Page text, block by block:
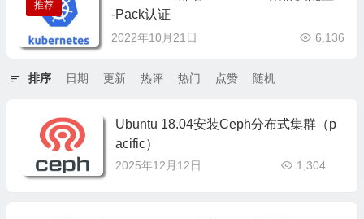
推荐
-Pack认证
2022年10月21日 6,136
排序 日期 更新 热评 热门 点赞 随机
Ubuntu 18.04安装Ceph分布式集群（p
acific）
2025年12月12日 1,304